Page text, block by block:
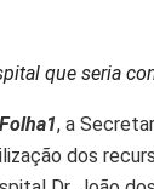
que seria
, a
dos